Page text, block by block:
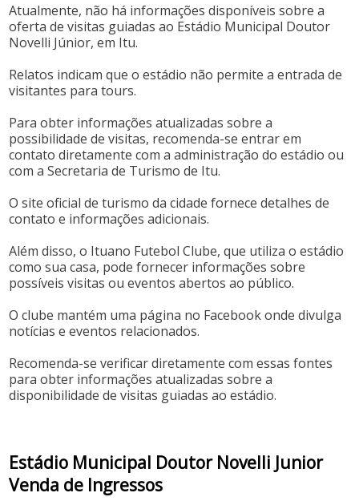
Atualmente, não há informações disponíveis sobre a
oferta de visitas guiadas ao Estádio Municipal Doutor
Novelli Júnior, em Itu.
Relatos indicam que o estádio não permite a entrada de
visitantes para tours. ​
Para obter informações atualizadas sobre a
possibilidade de visitas, recomenda-se entrar em
contato diretamente com a administração do estádio ou
com a Secretaria de Turismo de Itu.
O site oficial de turismo da cidade fornece detalhes de
contato e informações adicionais. ​
Além disso, o Ituano Futebol Clube, que utiliza o estádio
como sua casa, pode fornecer informações sobre
possíveis visitas ou eventos abertos ao público.
O clube mantém uma página no Facebook onde divulga
notícias e eventos relacionados. ​
Recomenda-se verificar diretamente com essas fontes
para obter informações atualizadas sobre a
disponibilidade de visitas guiadas ao estádio.
Estádio Municipal Doutor Novelli Junior
Venda de Ingressos